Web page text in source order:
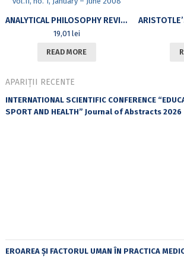
ANALYTICAL PHILOSOPHY REVIEW, VOL.II, NO. 1, JANUARY – JUNE 2008
19,01 lei
READ MORE
APARIȚII RECENTE
INTERNATIONAL SCIENTIFIC CONFERENCE
SPORT AND HEALTH” Journal of Abstracts 2026
EROAREA ȘI FACTORUL UMAN ÎN PRACTICA